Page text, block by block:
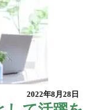
2022年8月28日